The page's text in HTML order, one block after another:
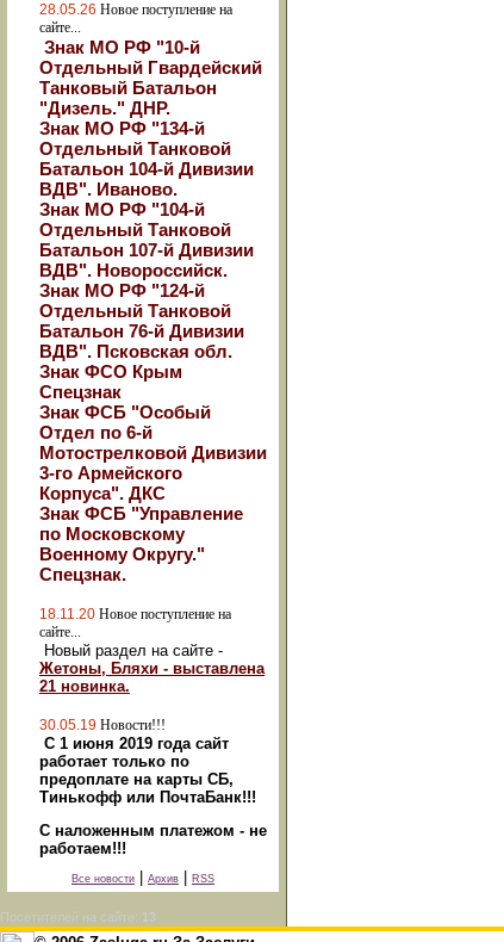
28.05.26 Новое поступление на
сайте...
Знак МО РФ "10-й
Отдельный Гвардейский
Танковый Батальон
"Дизель." ДНР.
Знак МО РФ "134-й
Отдельный Танковой
Батальон 104-й Дивизии
ВДВ". Иваново.
Знак МО РФ "104-й
Отдельный Танковой
Батальон 107-й Дивизии
ВДВ". Новороссийск.
Знак МО РФ "124-й
Отдельный Танковой
Батальон 76-й Дивизии
ВДВ". Псковская обл.
Знак ФСО Крым
Спецзнак
Знак ФСБ "Особый
Отдел по 6-й
Мотострелковой Дивизии
3-го Армейского
Корпуса". ДКС
Знак ФСБ "Управление
по Московскому
Военному Округу."
Спецзнак.
18.11.20 Новое поступление на
сайте...
Новый раздел на сайте -
Жетоны, Бляхи - выставлена
21 новинка.
30.05.19 Новости!!!
С 1 июня 2019 года сайт
работает только по
предоплате на карты СБ,
Тинькофф или ПочтаБанк!!!
С наложенным платежом - не
работаем!!!
Все новости Архив RSS
Посетителей на сайте: 13